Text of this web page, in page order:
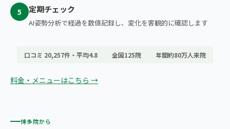
5 定期チェック
AI姿勢分析で経過を数値記録し、変化を客観的に確認します
口コミ 20,257件・平均4.8 全国125院 年間約80万人来院
料金・メニューはこちら →
博多院から